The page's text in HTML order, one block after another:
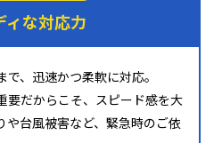
ィな対応力
、迅速かつ柔軟に対応。
要だからこそ、スピード感を大
や台風被害など、緊急時のご依